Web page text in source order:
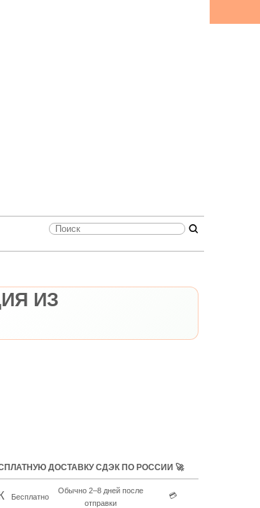
ИЗ
ДОСТАВКУ СДЭК ПО РОССИИ 🚀
Бесплатно
Обычно 2–8 дней после
отправки
💳